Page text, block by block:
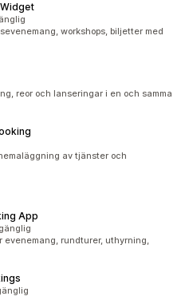
workshops, biljetter med
reor och lanseringar i en och samma
av tjänster och
App
evenemang, rundturer, uthyrning,